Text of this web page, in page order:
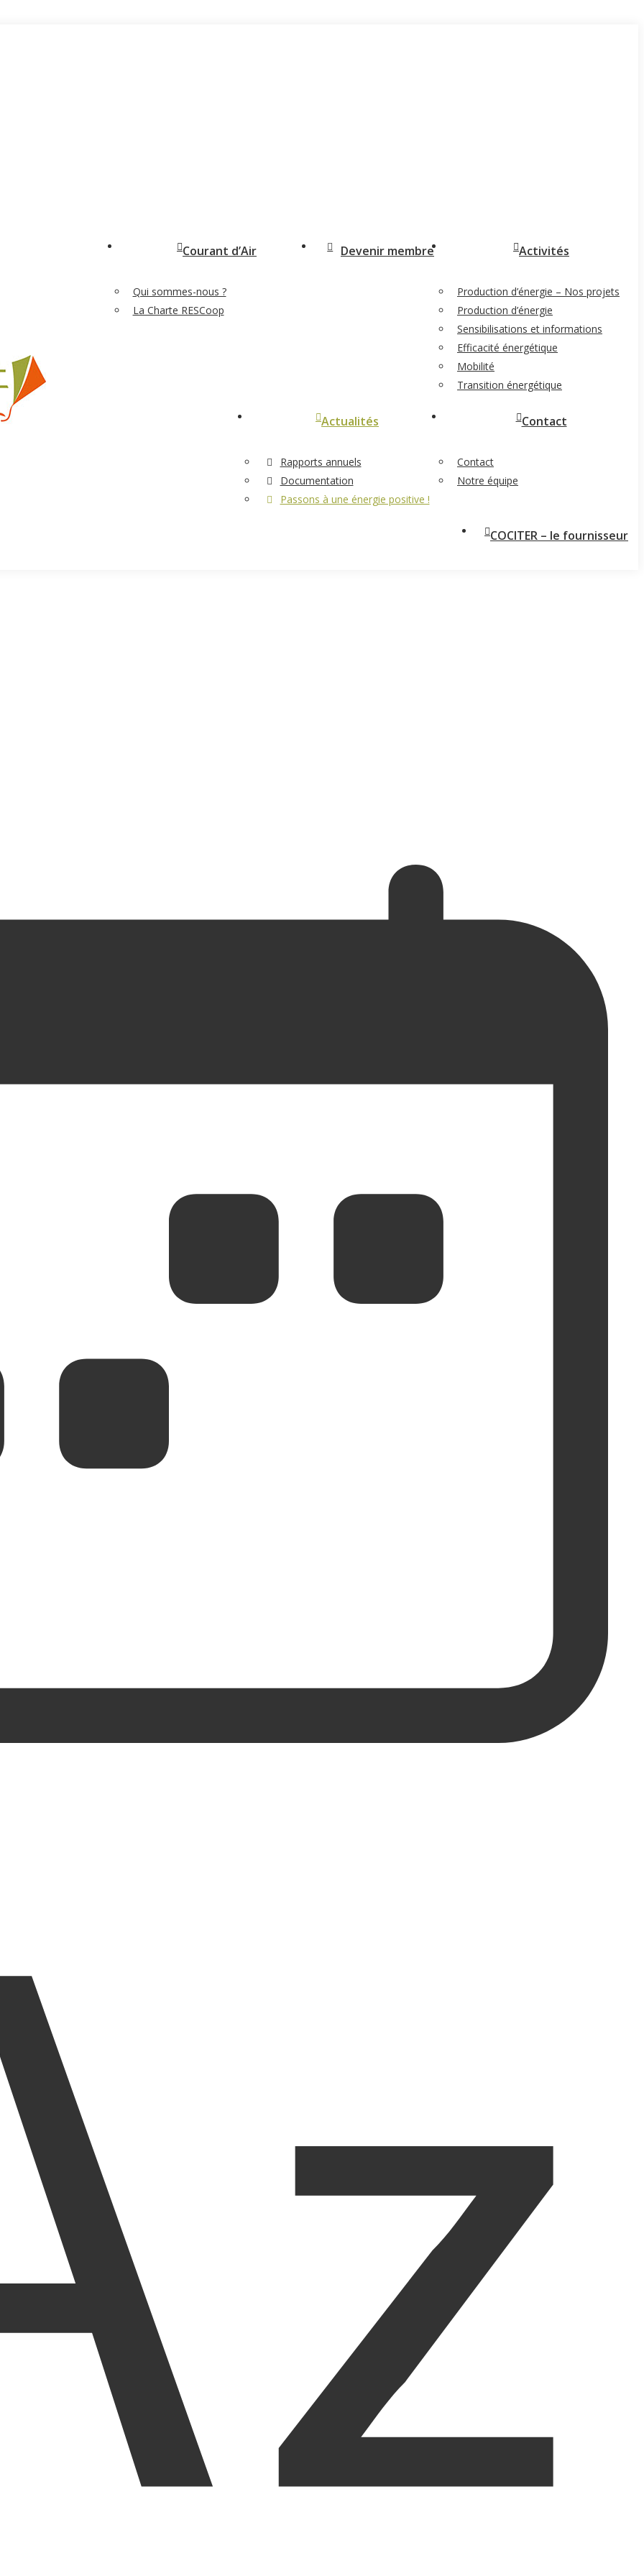
Courant d’Air
Qui sommes-nous ?
La Charte RESCoop
Devenir membre Activités
Production d’énergie – Nos projets
Production d’énergie
Sensibilisations et informations
Efficacité énergétique
Mobilité
Transition énergétique
Actualités
Rapports annuels
Documentation
Passons à une énergie positive !
Contact
Contact
Notre équipe
COCITER – le fournisseur